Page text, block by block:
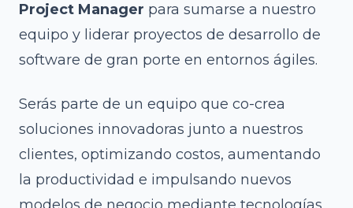
Project Manager para sumarse a nuestro
equipo y liderar proyectos de desarrollo de
software de gran porte en entornos ágiles.
Serás parte de un equipo que co-crea
soluciones innovadoras junto a nuestros
clientes, optimizando costos, aumentando
la productividad e impulsando nuevos